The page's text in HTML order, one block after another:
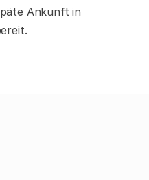
Ankunft in